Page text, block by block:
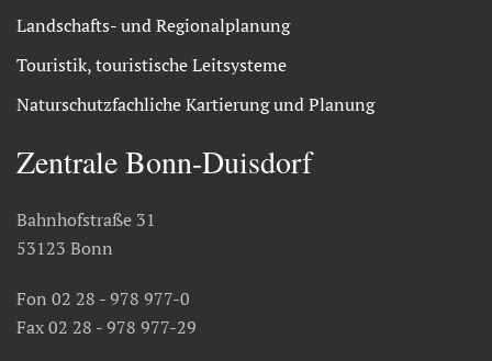
Landschafts- und Regionalplanung
Touristik, touristische Leitsysteme
Naturschutzfachliche Kartierung und Planung
Zentrale Bonn-Duisdorf
Bahnhofstraße 31
53123 Bonn
Fon 02 28 - 978 977-0
Fax 02 28 - 978 977-29